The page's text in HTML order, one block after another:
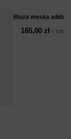
Bluza męska adidas
165,00 zł / szt.